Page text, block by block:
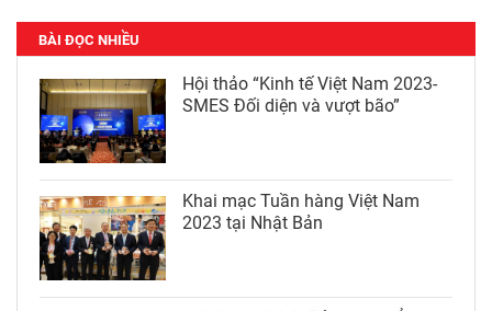
BÀI ĐỌC NHIỀU
Hội thảo “Kinh tế Việt Nam 2023-
SMES Đối diện và vượt bão”
Khai mạc Tuần hàng Việt Nam
2023 tại Nhật Bản